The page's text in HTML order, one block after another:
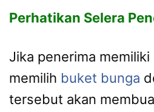
Perhatikan Selera
Jika penerima
memilih buket bunga
tersebut akan